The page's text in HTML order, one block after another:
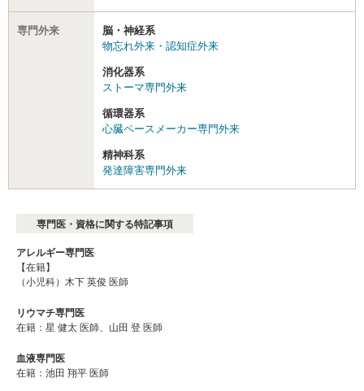
専門外来
脳・神経系
物忘れ外来・認知症外来
消化器系
ストーマ専門外来
循環器系
心臓ペースメーカー専門外来
精神科系
発達障害専門外来
専門医・資格に関する特記事項
アレルギー専門医
【在籍】
（小児科）木下 英俊 医師
リウマチ専門医
在籍：星 健太 医師、山田 登 医師
血液専門医
在籍：池田 翔平 医師